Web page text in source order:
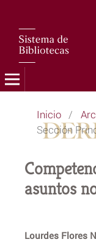
Inicio /
Sección
asuntos
Lourdes Flores